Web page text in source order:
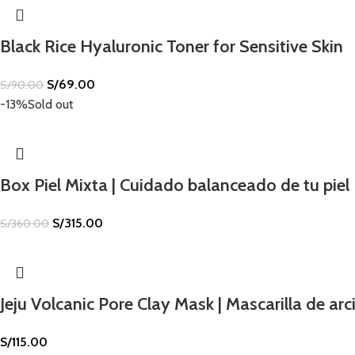
Black Rice Hyaluronic Toner for Sensitive Skin
S/90.00 S/69.00
-13%Sold out
Box Piel Mixta | Cuidado balanceado de tu piel
S/360.00 S/315.00
Jeju Volcanic Pore Clay Mask | Mascarilla de
S/115.00